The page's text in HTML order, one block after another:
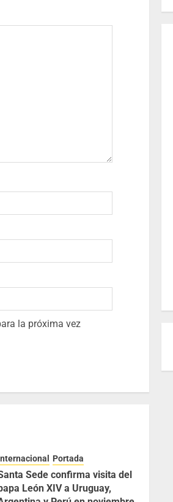
la próxima vez
Portada
Sede confirma visita del
León XIV a Uruguay,